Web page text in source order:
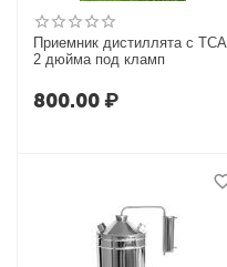
Приемник дистиллята с ТСА
2 дюйма под кламп
800.00₽